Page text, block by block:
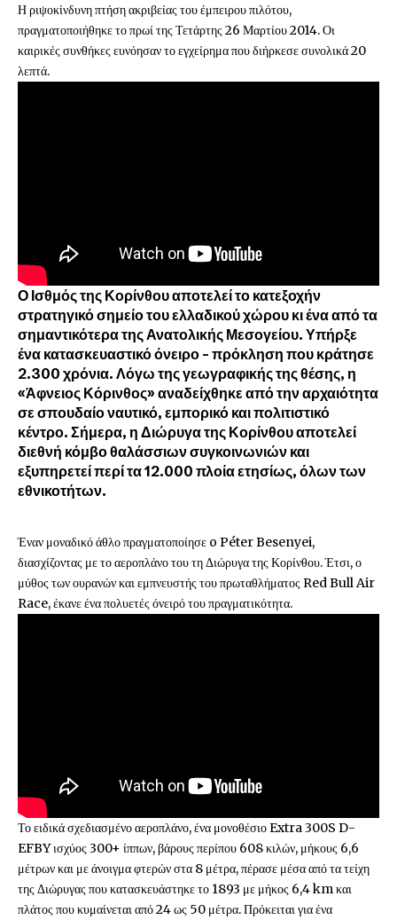
Η ριψοκίνδυνη πτήση ακριβείας του έμπειρου πιλότου,
πραγματοποιήθηκε το πρωί της Τετάρτης 26 Μαρτίου 2014. Οι
καιρικές συνθήκες ευνόησαν το εγχείρημα που διήρκεσε συνολικά 20
λεπτά.
Ο Ισθμός της Κορίνθουαποτελεί το κατεξοχήν
στρατηγικό σημείο του ελλαδικού χώρου κι ένα από τα
σημαντικότερα της Ανατολικής Μεσογείου. Υπήρξε
ένα κατασκευαστικό όνειρο – πρόκληση που κράτησε
2.300 χρόνια. Λόγω της γεωγραφικής της θέσης, η
«Άφνειος Κόρινθος» αναδείχθηκε από την αρχαιότητα
σε σπουδαίο ναυτικό, εμπορικό και πολιτιστικό
κέντρο. Σήμερα, η Διώρυγα της Κορίνθου αποτελεί
διεθνή κόμβο θαλάσσιων συγκοινωνιών και
εξυπηρετεί περί τα 12.000 πλοία ετησίως, όλων των
εθνικοτήτων.
Έναν μοναδικό άθλο πραγματοποίησε o Péter Besenyei,
διασχίζοντας με το αεροπλάνο του τη Διώρυγα της Κορίνθου. Έτσι, ο
μύθος των ουρανών και εμπνευστής του πρωταθλήματος Red Bull Air
Race, έκανε ένα πολυετές όνειρό του πραγματικότητα.
Το ειδικά σχεδιασμένο αεροπλάνο, ένα μονοθέσιο Extra 300S D-
EFBY ισχύος 300+ ίππων, βάρους περίπου 608 κιλών, μήκους 6,6
μέτρων και με άνοιγμα φτερών στα 8 μέτρα, πέρασε μέσα από τα τείχη
της Διώρυγας που κατασκευάστηκε το 1893 με μήκος 6,4 km και
πλάτος που κυμαίνεται από 24 ως 50 μέτρα. Πρόκειται για ένα